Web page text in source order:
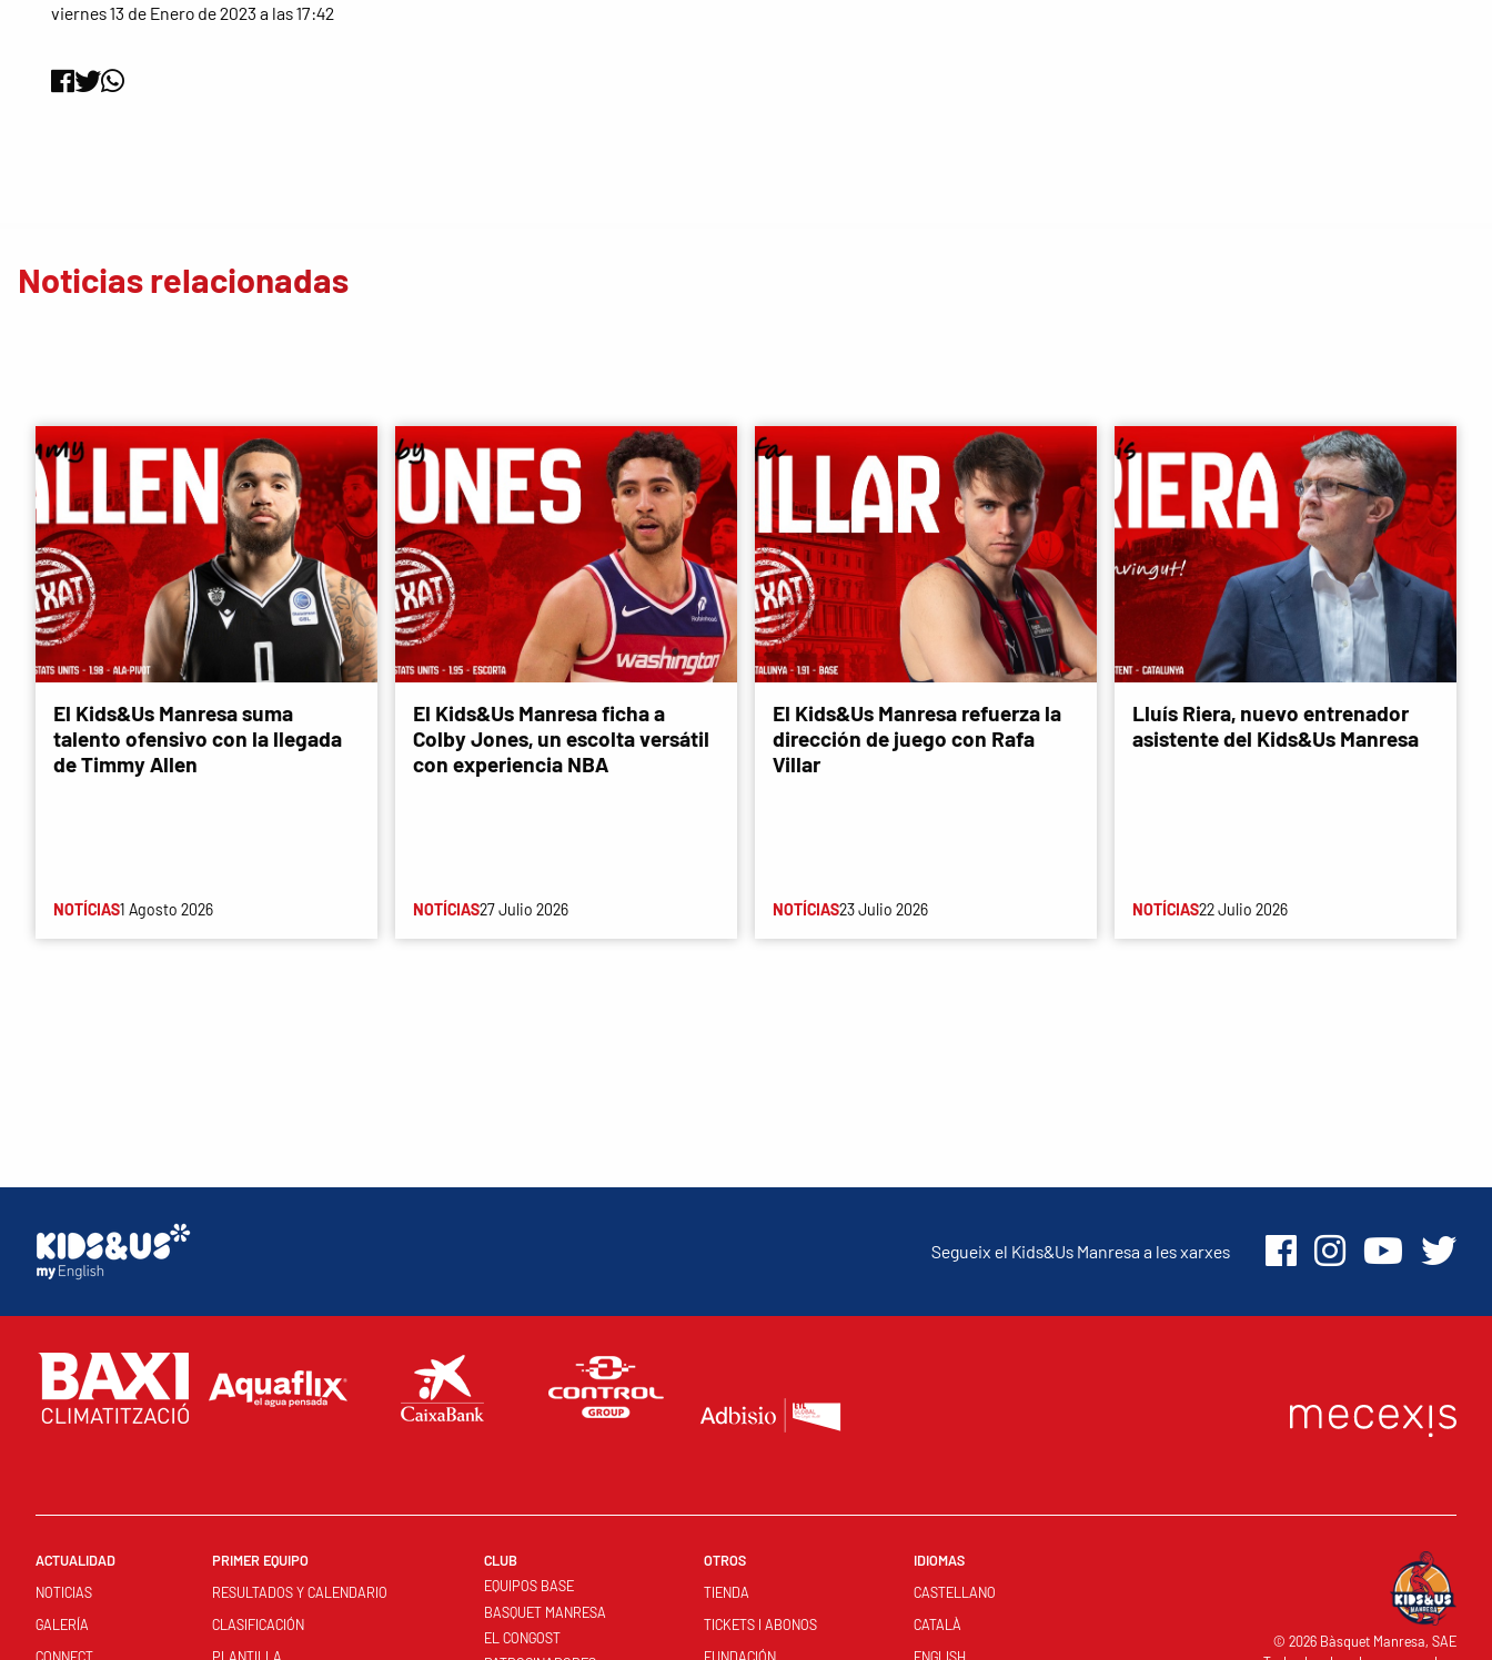
viernes 13 de Enero de 2023 a las 17:42
Noticias relacionadas
El Kids&Us Manresa suma
talento ofensivo con la llegada
de Timmy Allen
NOTÍCIAS1 Agosto 2026
El Kids&Us Manresa ficha a
Colby Jones, un escolta versátil
con experiencia NBA
NOTÍCIAS27 Julio 2026
El Kids&Us Manresa refuerza la
dirección de juego con Rafa
Villar
NOTÍCIAS23 Julio 2026
Lluís Riera, nuevo entrenador
asistente del Kids&Us Manresa
NOTÍCIAS22 Julio 2026
Segueix el Kids&Us Manresa a les xarxes
ACTUALIDAD
NOTICIAS
GALERÍA
PRIMER EQUIPO
RESULTADOS Y CALENDARIO
CLASIFICACIÓN
CLUB
EQUIPOS BASE
BASQUET MANRESA
EL CONGOST
OTROS
TIENDA
TICKETS I ABONOS
IDIOMAS
CASTELLANO
CATALÀ
© 2026 Bàsquet Manresa, SAE